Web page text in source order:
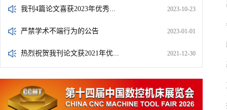
我刊4篇论文喜获2023年优秀... 2023-10-23
严禁学术不端行为的公告 2023-01-01
热烈祝贺我刊论文获2021年优... 2021-12-30